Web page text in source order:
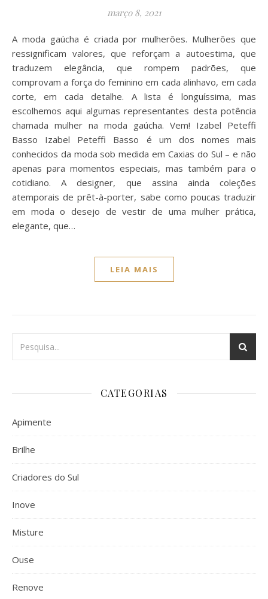
março 8, 2021
A moda gaúcha é criada por mulherões. Mulherões que
ressignificam valores, que reforçam a autoestima, que
traduzem elegância, que rompem padrões, que
comprovam a força do feminino em cada alinhavo, em cada
corte, em cada detalhe. A lista é longuíssima, mas
escolhemos aqui algumas representantes desta potência
chamada mulher na moda gaúcha. Vem! Izabel Peteffi
Basso Izabel Peteffi Basso é um dos nomes mais
conhecidos da moda sob medida em Caxias do Sul – e não
apenas para momentos especiais, mas também para o
cotidiano. A designer, que assina ainda coleções
atemporais de prêt-à-porter, sabe como poucas traduzir
em moda o desejo de vestir de uma mulher prática,
elegante, que…
LEIA MAIS
CATEGORIAS
Apimente
Brilhe
Criadores do Sul
Inove
Misture
Ouse
Renove